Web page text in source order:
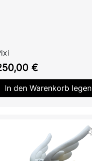
€
In den Warenkorb legen